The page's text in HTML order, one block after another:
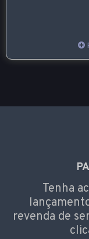
Tenha
revenda de